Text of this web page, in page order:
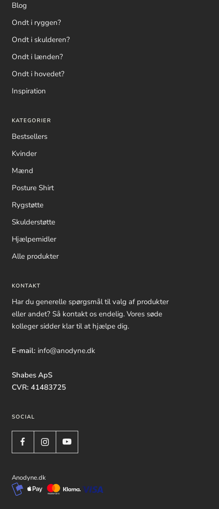
Blog
Ondt i ryggen?
Ondt i skulderen?
Ondt i lænden?
Ondt i hovedet?
Inspiration
KATEGORIER
Bestsellers
Kvinder
Mænd
Posture Shirt
Rygstøtte
Skulderstøtte
Hjælpemidler
Alle produkter
KONTAKT
Har du generelle spørgsmål til valg af produkter
eller andet? Så kontakt os endelig. Vores søde
kolleger sidder klar til at hjælpe dig.
E-mail: info@anodyne.dk
Shabes ApS
CVR: 41483725
SOCIAL
Anodyne.dk